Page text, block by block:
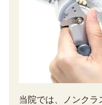
当院では、ノンク